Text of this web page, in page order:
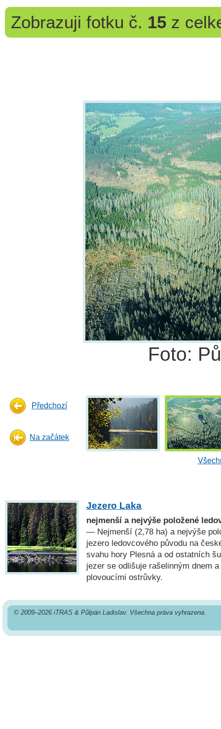
Zobrazuji fotku č. 15z
Foto:
Předchozí
Na začátek
Jezero Laka
nejmenší a nejvýše položené
— Nejmenší (2,78 ha) a nejvýše
jezero ledovcového původu na
svahu hory Plesná a od ostatních
jezer se odlišuje rašelinným dnem
plovoucími ostrůvky.
© 2009–2026 iTRAS & Půlpán Ladislav. Všechna práva vyhrazena.